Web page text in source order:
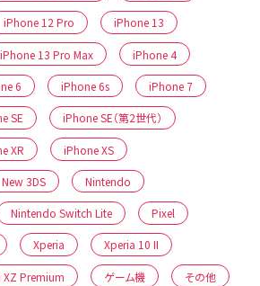
iPhone 12 Pro iPhone 13
iPhone 13 Pro Max iPhone 4
6 iPhone 6s iPhone 7
SE iPhone SE（第2世代）
XR iPhone XS
New 3DS Nintendo
Nintendo Switch Lite Pixel
Xperia Xperia 10 II
XZ Premium ゲーム機 その他